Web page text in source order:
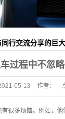
行交流分享的巨大
过程中不忽
05-13 作者：
很多烦恼。例如，